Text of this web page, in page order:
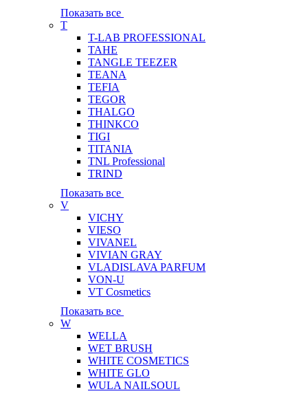
Показать все
T
T-LAB PROFESSIONAL
TAHE
TANGLE TEEZER
TEANA
TEFIA
TEGOR
THALGO
THINKCO
TIGI
TITANIA
TNL Professional
TRIND
Показать все
V
VICHY
VIESO
VIVANEL
VIVIAN GRAY
VLADISLAVA PARFUM
VON-U
VT Cosmetics
Показать все
W
WELLA
WET BRUSH
WHITE COSMETICS
WHITE GLO
WULA NAILSOUL